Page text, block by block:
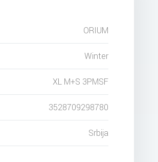
ORIUM
Winter
XL M+S 3PMSF
3528709298780
Srbija